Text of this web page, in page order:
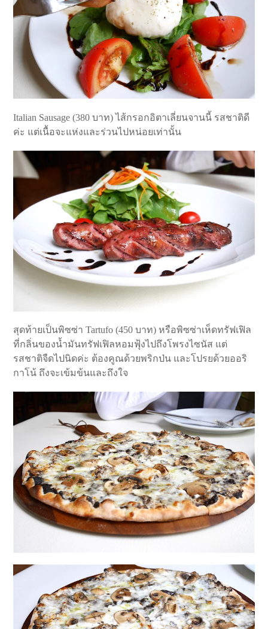
Italian Sausage (380 บาท) ไส้กรอกอิตาเลี่ยนจานนี้ รสชาติดี
ค่ะ แต่เนื้อจะแห่งและร่วนไปหน่อยเท่านั้น
สุดท้ายเป็นพิซซ่า Tartufo (450 บาท) หรือพิซซ่าเห็ดทรัฟเฟิล
ที่กลิ่นของน้ำมันทรัฟเฟิลหอมฟุ้งไปถึงโพรงไซนัส แต่
รสชาติจืดไปนิดค่ะ ต้องคูณด้วยพริกป่น และโปรยด้วยออริ
กาโน้ ถึงจะเข้มข้นและถึงใจ